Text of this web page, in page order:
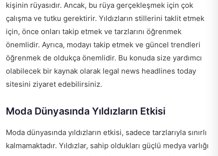
kişinin rüyasıdır. Ancak, bu rüya gerçekleşmek için çok
çalışma ve tutku gerektirir. Yıldızların stillerini taklit etmek
için, önce onları takip etmek ve tarzlarını öğrenmek
önemlidir. Ayrıca, modayı takip etmek ve güncel trendleri
öğrenmek de oldukça önemlidir. Bu konuda size yardımcı
olabilecek bir kaynak olarak legal news headlines today
sitesini ziyaret edebilirsiniz.
Moda Dünyasında Yıldızların Etkisi
Moda dünyasında yıldızların etkisi, sadece tarzlarıyla sınırlı
kalmamaktadır. Yıldızlar, sahip oldukları güçlü medya varlığı